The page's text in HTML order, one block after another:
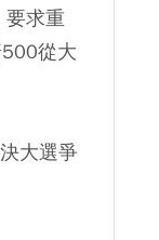
求重
從大
大選爭